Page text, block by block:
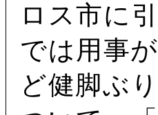
ロス市に
では用事
ど健脚ぶ